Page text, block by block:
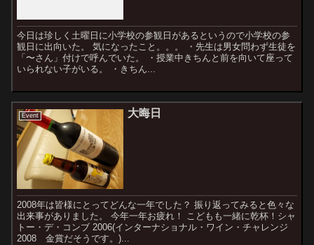
今日は珍しく土曜日に小学校の参観日があるというので小学校の参
観日に出向いた。 気になったこと。。。 ・先生は男女問わず生徒を
「〜さん」付けで呼んでいた。 ・授業中きちんと前を向いて座って
いられない子がいる。 ・きちん...
Event 大晦日
2008年は皆様にとってどんな一年でした？ 振り返ってみると色々な
出来事がありました。 今年一年お疲れ！ こどもも一緒に乾杯！シャ
トー・デ・コンブ 2006(インターナショナル・ワイン・チャレンジ
2008 金賞だそうです。)...